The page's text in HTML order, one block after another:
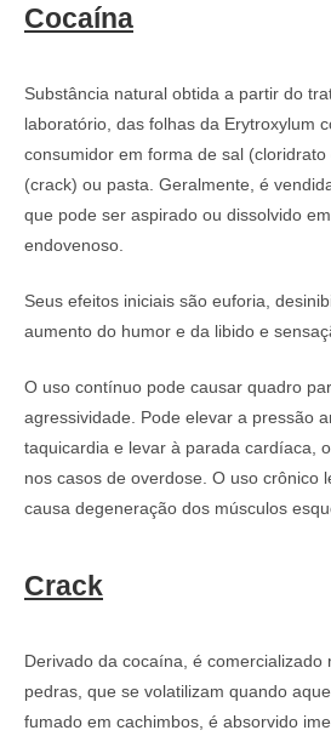
Cocaína
Substância natural obtida a partir do
laboratório, das folhas da Erytroxylum
consumidor em forma de sal
(crack) ou pasta. Geralmente, é
que pode ser aspirado ou dissolvido
endovenoso.
Seus efeitos iniciais são euforia,
aumento do humor e da libido e
O uso contínuo pode causar quadro
agressividade. Pode elevar a pressão
taquicardia e levar à parada cardíaca,
nos casos de overdose. O uso crônico
causa degeneração dos músculos
Crack
Derivado da cocaína, é comercializado
pedras, que se volatilizam quando
fumado em cachimbos, é absorvido